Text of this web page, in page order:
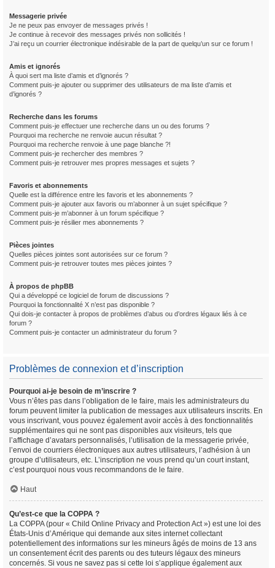
Messagerie privée
Je ne peux pas envoyer de messages privés !
Je continue à recevoir des messages privés non sollicités !
J’ai reçu un courrier électronique indésirable de la part de quelqu’un sur ce forum !
Amis et ignorés
À quoi sert ma liste d’amis et d’ignorés ?
Comment puis-je ajouter ou supprimer des utilisateurs de ma liste d’amis et
d’ignorés ?
Recherche dans les forums
Comment puis-je effectuer une recherche dans un ou des forums ?
Pourquoi ma recherche ne renvoie aucun résultat ?
Pourquoi ma recherche renvoie à une page blanche ?!
Comment puis-je rechercher des membres ?
Comment puis-je retrouver mes propres messages et sujets ?
Favoris et abonnements
Quelle est la différence entre les favoris et les abonnements ?
Comment puis-je ajouter aux favoris ou m’abonner à un sujet spécifique ?
Comment puis-je m’abonner à un forum spécifique ?
Comment puis-je résilier mes abonnements ?
Pièces jointes
Quelles pièces jointes sont autorisées sur ce forum ?
Comment puis-je retrouver toutes mes pièces jointes ?
À propos de phpBB
Qui a développé ce logiciel de forum de discussions ?
Pourquoi la fonctionnalité X n’est pas disponible ?
Qui dois-je contacter à propos de problèmes d’abus ou d’ordres légaux liés à ce
forum ?
Comment puis-je contacter un administrateur du forum ?
Problèmes de connexion et d’inscription
Pourquoi ai-je besoin de m’inscrire ?
Vous n’êtes pas dans l’obligation de le faire, mais les administrateurs du
forum peuvent limiter la publication de messages aux utilisateurs inscrits. En
vous inscrivant, vous pouvez également avoir accès à des fonctionnalités
supplémentaires qui ne sont pas disponibles aux visiteurs, tels que
l’affichage d’avatars personnalisés, l’utilisation de la messagerie privée,
l’envoi de courriers électroniques aux autres utilisateurs, l’adhésion à un
groupe d’utilisateurs, etc. L’inscription ne vous prend qu’un court instant,
c’est pourquoi nous vous recommandons de le faire.
Haut
Qu’est-ce que la COPPA ?
La COPPA (pour « Child Online Privacy and Protection Act ») est une loi des
États-Unis d’Amérique qui demande aux sites internet collectant
potentiellement des informations sur les mineurs âgés de moins de 13 ans
un consentement écrit des parents ou des tuteurs légaux des mineurs
concernés. Si vous ne savez pas si cette loi s’applique également aux